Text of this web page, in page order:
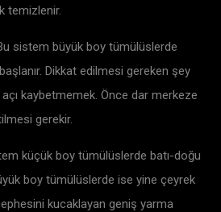
temizlenir.
sistem büyük boy tümülüslerde
Dikkat edilmesi gereken şey
kaybetmemek. Önce dar merkeze
gerekir.
küçük boy tümülüslerde batı-doğu
boy tümülüslerde ise yine çeyrek
kucaklayan geniş yarma